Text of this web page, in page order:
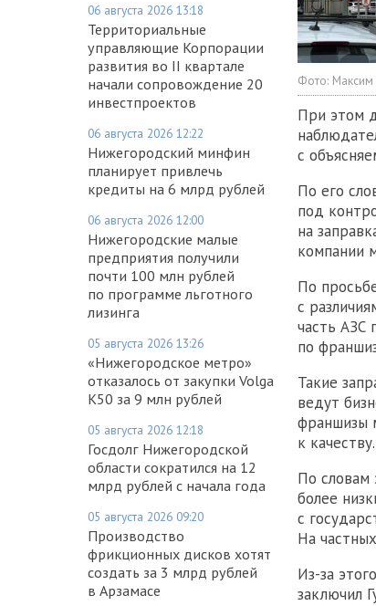
06 августа 2026 13:18
Территориальные
управляющие Корпорации
развития во II квартале
начали сопровождение 20
инвестпроектов
06 августа 2026 12:22
Нижегородский минфин
планирует привлечь
кредиты на 6 млрд рублей
06 августа 2026 12:00
Нижегородские малые
предприятия получили
почти 100 млн рублей
по программе льготного
лизинга
05 августа 2026 13:26
«Нижегородское метро»
отказалось от закупки Volga
K50 за 9 млн рублей
05 августа 2026 12:18
Госдолг Нижегородской
области сократился на 12
млрд рублей с начала года
05 августа 2026 09:20
Производство
фрикционных дисков хотят
создать за 3 млрд рублей
в Арзамасе
Фото: Максим
При этом
с
По его
под
на
компании
По
с
часть АЗС
по
Такие
ведут
франшизы
к качеству.
По словам
более
с
На
Из-за
заключил